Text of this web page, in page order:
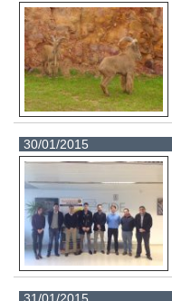
30/01/2015
31/01/2015